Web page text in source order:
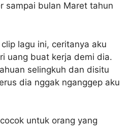
sampai bulan Maret tahun
lagu ini, ceritanya aku
uang buat kerja demi dia.
selingkuh dan disitu
dia nggak nganggep aku
untuk orang yang